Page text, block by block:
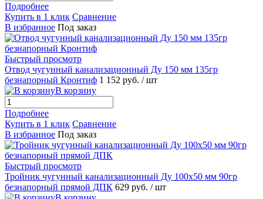
Подробнее
Купить в 1 клик Сравнение
В избранное Под заказ
Быстрый просмотр
Отвод чугунный канализационный Ду 150 мм 135гр
безнапорный Кронтиф 1 152 руб. / шт
В корзину
Подробнее
Купить в 1 клик Сравнение
В избранное Под заказ
Быстрый просмотр
Тройник чугунный канализационный Ду 100х50 мм 90гр
безнапорный прямой ДПК 629 руб. / шт